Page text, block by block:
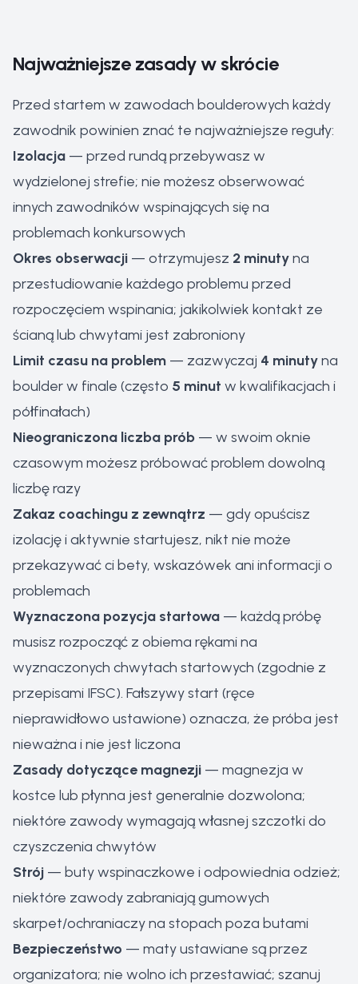
Najważniejsze zasady w skrócie
Przed startem w zawodach boulderowych każdy
zawodnik powinien znać te najważniejsze reguły:
Izolacja — przed rundą przebywasz w
wydzielonej strefie; nie możesz obserwować
innych zawodników wspinających się na
problemach konkursowych
Okres obserwacji — otrzymujesz 2 minutyna
przestudiowanie każdego problemu przed
rozpoczęciem wspinania; jakikolwiek kontakt ze
ścianą lub chwytami jest zabroniony
Limit czasu na problem — zazwyczaj 4 minutyna
boulder w finale (często 5 minut w kwalifikacjach i
półfinałach)
Nieograniczona liczba prób — w swoim oknie
czasowym możesz próbować problem dowolną
liczbę razy
Zakaz coachingu z zewnątrz — gdy opuścisz
izolację i aktywnie startujesz, nikt nie może
przekazywać ci bety, wskazówek ani informacji o
problemach
Wyznaczona pozycja startowa — każdą próbę
musisz rozpocząć z obiema rękami na
wyznaczonych chwytach startowych (zgodnie z
przepisami IFSC). Fałszywy start (ręce
nieprawidłowo ustawione) oznacza, że próba jest
nieważna i nie jest liczona
Zasady dotyczące magnezji — magnezja w
kostce lub płynna jest generalnie dozwolona;
niektóre zawody wymagają własnej szczotki do
czyszczenia chwytów
Strój — buty wspinaczkowe i odpowiednia odzież;
niektóre zawody zabraniają gumowych
skarpet/ochraniaczy na stopach poza butami
Bezpieczeństwo — maty ustawiane są przez
organizatora; nie wolno ich przestawiać; szanuj